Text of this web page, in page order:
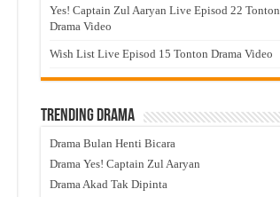
Yes! Captain Zul Aaryan Live Episod 22 Tonton
Drama Video
Wish List Live Episod 15 Tonton Drama Video
Trending Drama
Drama Bulan Henti Bicara
Drama Yes! Captain Zul Aaryan
Drama Akad Tak Dipinta